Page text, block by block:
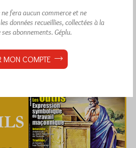
fera aucun commerce et ne
données recueillies, collectées à la
abonnements. Géplu.
MON COMPTE